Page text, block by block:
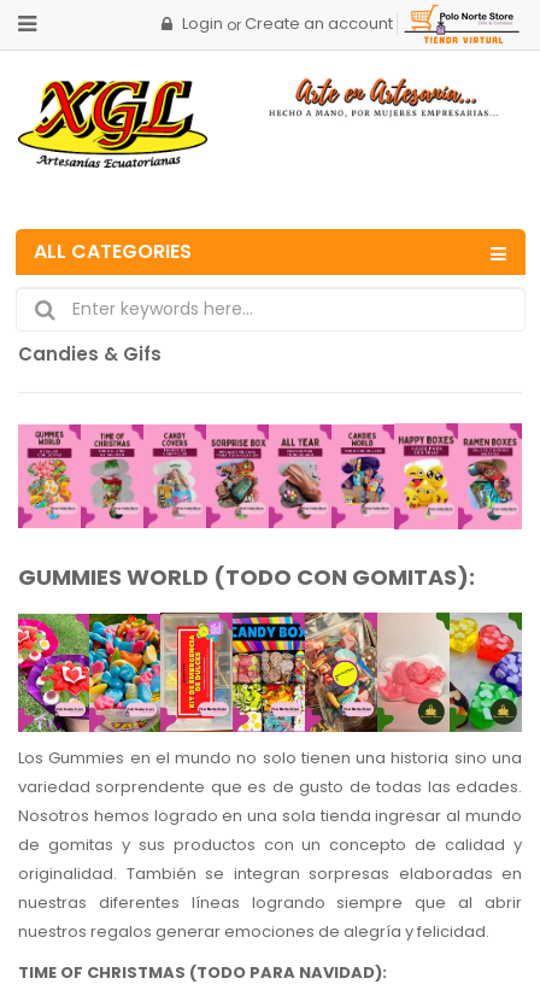
Login or Create an account
ALL CATEGORIES
Candies & Gifs
GUMMIES WORLD (TODO CON GOMITAS):
Los Gummies en el mundo no solo tienen una historia sino una
variedad sorprendente que es de gusto de todas las edades.
Nosotros hemos logrado en una sola tienda ingresar al mundo
de gomitas y sus productos con un concepto de calidad y
originalidad. También se integran sorpresas elaboradas en
nuestras diferentes líneas logrando siempre que al abrir
nuestros regalos generar emociones de alegría y felicidad.
TIME OF CHRISTMAS (TODO PARA NAVIDAD):